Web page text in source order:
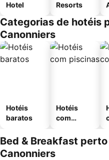
Hotel Resorts
Categorias de hotéis
Canonniers
Hotéis
baratos
Hotéis
com
Bed & Breakfast
Canonniers